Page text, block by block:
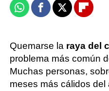
WhatsappFacebook
X
Quemarse la raya del
problema más común
Muchas personas,
meses más cálidos